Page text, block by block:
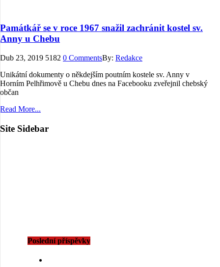
Památkář se v roce 1967 snažil zachránit kostel sv.
Anny u Chebu
Dub 23, 2019 5182 0 CommentsBy: Redakce
Unikátní dokumenty o někdejším poutním kostele sv. Anny v
Horním Pelhřimově u Chebu dnes na Facebooku zveřejnil chebský
občan
Read More...
Site Sidebar
Poslední příspěvky